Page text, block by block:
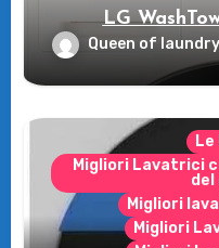
LG
rivoluzione
Queen of laundry
Migliori Lavatrici
Migliori
Migliori